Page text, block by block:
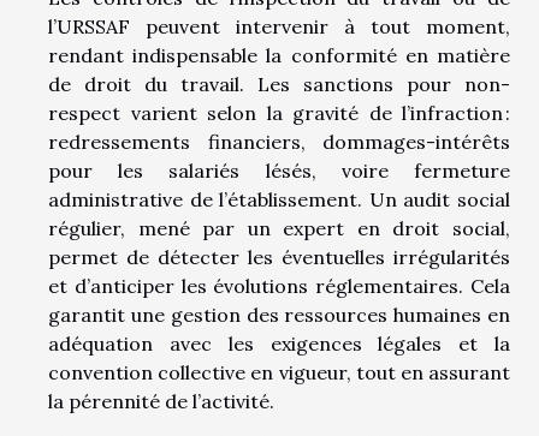
l’URSSAF peuvent intervenir à tout moment,
rendant indispensable la conformité en matière
de droit du travail. Les sanctions pour non-
respect varient selon la gravité de l’infraction :
redressements financiers, dommages-intérêts
pour les salariés lésés, voire fermeture
administrative de l’établissement. Un audit social
régulier, mené par un expert en droit social,
permet de détecter les éventuelles irrégularités
et d’anticiper les évolutions réglementaires. Cela
garantit une gestion des ressources humaines en
adéquation avec les exigences légales et la
convention collective en vigueur, tout en assurant
la pérennité de l’activité.